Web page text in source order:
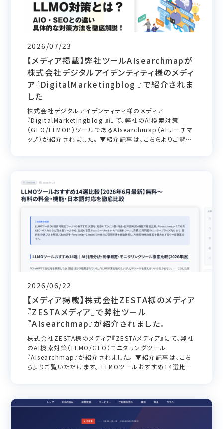
2026/07/23
【メディア掲載】弊社ツールAIsearchmapが
株式会社デジタルアイデンティティ様のメディ
ア『DigitalMarketingblog 』で紹介されま
した
株式会社デジタルアイデンティティ様のメディア
『DigitalMarketingblog 』にて、弊社のAI検索対策
（GEO/LLMOP）ツールであるAIsearchmap（AIサーチマ
ップ）が紹介されました。 ▼紹介記事は、こちらよりご覧い
2026/06/22
【メディア掲載】株式会社ZESTA様のメディア
『ZESTAメディア』で弊社ツール
『AIsearchmap』が紹介されました。
株式会社ZESTA様のメディア『ZESTAメディア』にて、弊社
のAI検索対策（LLMO/GEO）モニタリングツール
『AIsearchmap』が紹介されました。 ▼紹介記事は、こち
らよりご覧いただけます。 LLMOツールおすすめ14選比較